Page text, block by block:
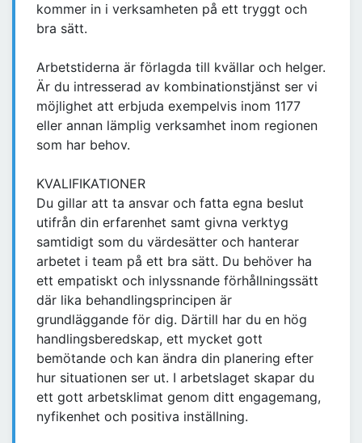
kommer in i verksamheten på ett tryggt och
bra sätt.
Arbetstiderna är förlagda till kvällar och helger.
Är du intresserad av kombinationstjänst ser vi
möjlighet att erbjuda exempelvis inom 1177
eller annan lämplig verksamhet inom regionen
som har behov.
KVALIFIKATIONER
Du gillar att ta ansvar och fatta egna beslut
utifrån din erfarenhet samt givna verktyg
samtidigt som du värdesätter och hanterar
arbetet i team på ett bra sätt. Du behöver ha
ett empatiskt och inlyssnande förhållningssätt
där lika behandlingsprincipen är
grundläggande för dig. Därtill har du en hög
handlingsberedskap, ett mycket gott
bemötande och kan ändra din planering efter
hur situationen ser ut. I arbetslaget skapar du
ett gott arbetsklimat genom ditt engagemang,
nyfikenhet och positiva inställning.